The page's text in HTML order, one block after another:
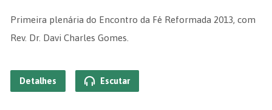
Primeira plenária do Encontro da Fé Reformada 2013, com
Rev. Dr. Davi Charles Gomes.
Detalhes Escutar